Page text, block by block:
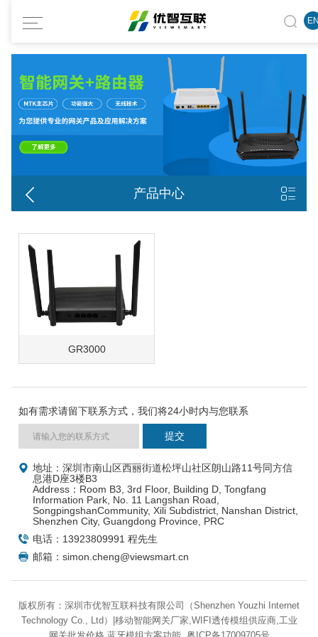
 产品中心 
GR3000
如有需求请留下联系方式，我们将24小时内与您联系
地址：深圳市南山区西丽街道松坪山社区朗山路11号同方信
息港D座3楼B3
Address：Room B3, 3rd Floor, Building D, Tongfang
Information Park, No. 11 Langshan Road,
SongpingshanCommunity, Xili Subdistrict, Nanshan District,
Shenzhen City, Guangdong Province, PRC
电话：13923809991 程先生
邮箱：simon.cheng@viewsmart.cn
版权所有：深圳市优智互联科技有限公司（Shenzhen Youzhi Internet
Technology Co., Ltd）|移动智能网关厂家,WIFI透传模组供应商,工业